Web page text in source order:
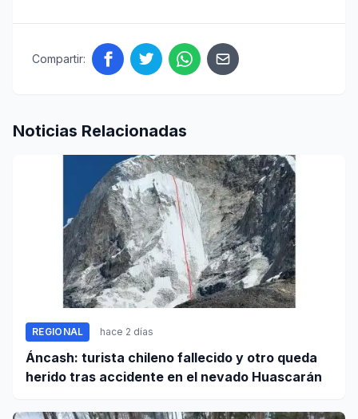
Compartir:
Noticias Relacionadas
REGIONAL hace 2 días
Áncash: turista chileno fallecido y otro queda
herido tras accidente en el nevado Huascarán